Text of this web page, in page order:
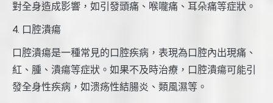
對全身造成影響，如引發頭痛、喉嚨痛、耳朵痛等症狀。
4. 口腔潰瘍
口腔潰瘍是一種常見的口腔疾病，表現為口腔內出現痛、
紅、腫、潰瘍等症狀。如果不及時治療，口腔潰瘍可能引
發全身性疾病，如溃疡性結腸炎、類風濕等。